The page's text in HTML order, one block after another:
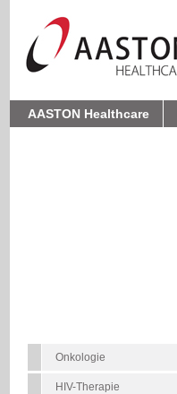
AASTON Healthcare
Onkologie
HIV-Therapie